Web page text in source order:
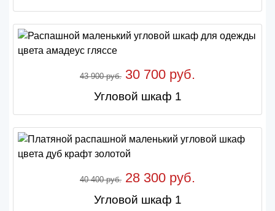
43 900 руб. 30 700 руб.
Угловой шкаф 1
40 400 руб. 28 300 руб.
Угловой шкаф 1